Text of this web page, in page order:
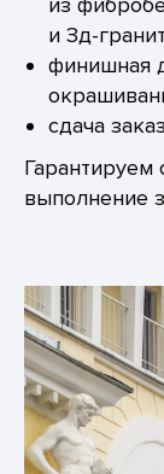
и Зд-
финишная
сдача
Гарантируем
выполнение